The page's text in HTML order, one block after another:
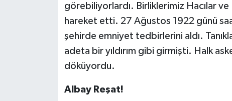
görebiliyorlardı. Birliklerimiz Hacılar
hareket etti. 27 Ağustos 1922 günü
şehirde emniyet tedbirlerini aldı.
adeta bir yıldırım gibi girmişti. Halk
döküyordu.
Albay Reşat!